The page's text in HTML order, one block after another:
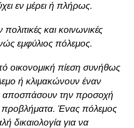
εν μέρει ή πλήρως.
και κοινωνικές
εμφύλιος πόλεμος.
οικονομική πίεση συνήθως
ή κλιμακώνουν έναν
αποσπάσουν την προσοχή
προβλήματα. Ένας πόλεμος
δικαιολογία για να